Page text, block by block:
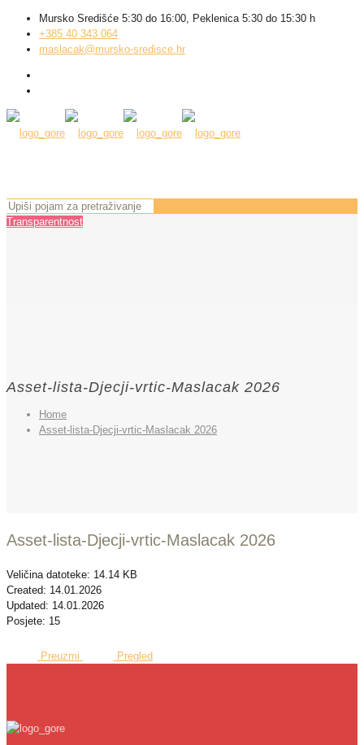
Mursko Središće 5:30 do 16:00, Peklenica 5:30 do 15:30 h
+385 40 343 064
maslacak@mursko-sredisce.hr
Transparentnost
Asset-lista-Djecji-vrtic-Maslacak 2026
Home
Asset-lista-Djecji-vrtic-Maslacak 2026
Asset-lista-Djecji-vrtic-Maslacak 2026
Veličina datoteke: 14.14 KB
Created: 14.01.2026
Updated: 14.01.2026
Posjete: 15
Preuzmi Pregled